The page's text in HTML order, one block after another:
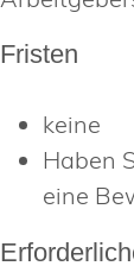
Fristen
keine
Haben
eine